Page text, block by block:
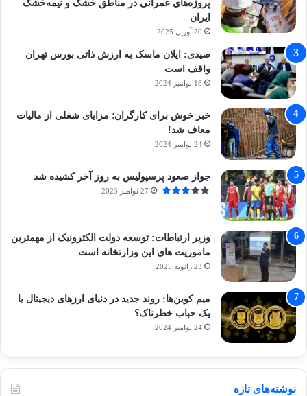
پروژه‌های عمرانی در مناطق خشک و نیمه‌خشک
ایران
20 آوریل 2025
صیدی: ایلان ماسک به ارزش ذاتی بورس تهران
واقف است
18 نوامبر 2024
خبر خوش برای کارگران؛ مزایای شغلی از مالیات
معاف شد!
24 نوامبر 2024
جواز صعود پرسپولیس به روز آخر کشیده شد
27 نوامبر 2023
وزیر ارتباطات: توسعه دولت الکترونیک از مهمترین
ماموریت های این وزارتخانه است
23 ژانویه 2025
میم کوین‌ها: روند جدید در دنیای ارزهای دیجیتال یا
یک حباب خطرناک؟
24 نوامبر 2024
نوشته‌های تازه